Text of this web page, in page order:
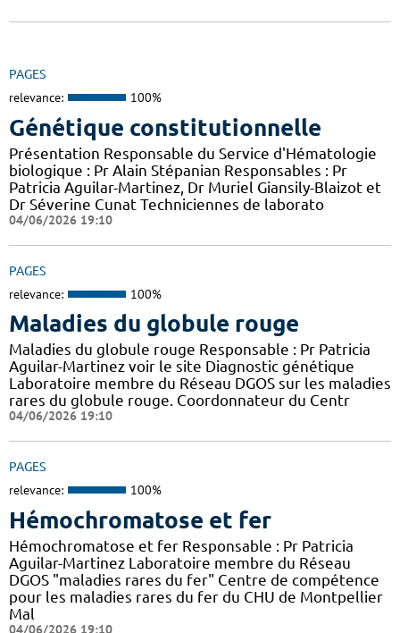
PAGES
relevance: 100%
Génétique constitutionnelle
Présentation Responsable du Service d'Hématologie
biologique : Pr Alain Stépanian Responsables : Pr
Patricia Aguilar-Martinez, Dr Muriel Giansily-Blaizot et
Dr Séverine Cunat Techniciennes de laborato
04/06/2026 19:10
PAGES
relevance: 100%
Maladies du globule rouge
Maladies du globule rouge Responsable : Pr Patricia
Aguilar-Martinez voir le site Diagnostic génétique
Laboratoire membre du Réseau DGOS sur les maladies
rares du globule rouge. Coordonnateur du Centr
04/06/2026 19:10
PAGES
relevance: 100%
Hémochromatose et fer
Hémochromatose et fer Responsable : Pr Patricia
Aguilar-Martinez Laboratoire membre du Réseau
DGOS "maladies rares du fer" Centre de compétence
pour les maladies rares du fer du CHU de Montpellier
Mal
04/06/2026 19:10